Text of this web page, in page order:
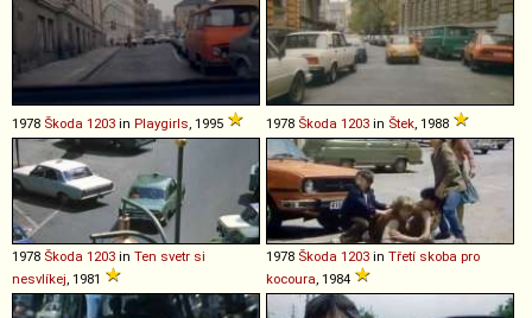
1978 Škoda 1203 in Playgirls, 1995 1978 Škoda 1203 in Štek, 1988
1978 Škoda 1203 in Ten svetr si
nesvlíkej, 1981
1978 Škoda 1203 in Třetí skoba pro
kocoura, 1984